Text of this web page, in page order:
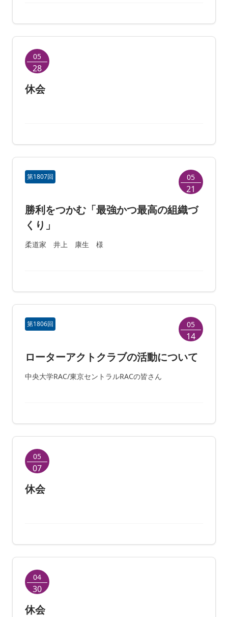
05
28
休会
第1807回 05
21
勝利をつかむ「最強かつ最高の組織づ
くり」
柔道家 井上 康生 様
第1806回 05
14
ローターアクトクラブの活動について
中央大学RAC/東京セントラルRACの皆さん
05
07
休会
04
30
休会